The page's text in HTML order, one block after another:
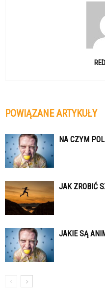
POWIĄZANE ARTYKUŁY
NA CZYM
JAK ZROBIĆ
JAKIE SĄ